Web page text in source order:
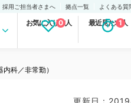
採用ご担当者さまへ 拠点一覧 よくある質
お気に入り求人
0 最近見た求人
1
科／非常勤）
更新日 :